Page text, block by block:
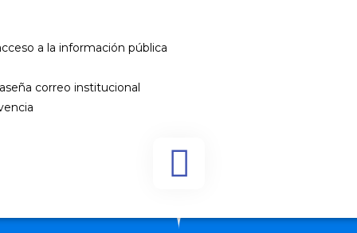
a la información pública
correo institucional